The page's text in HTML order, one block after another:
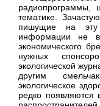
радиопрограммы,
тематике.
пишущие на эту
информации не
экономического
нужных
экологической
другим
экологическое
редко появляются